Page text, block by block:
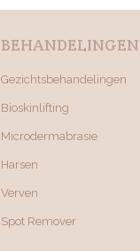
BEHANDELINGEN
Gezichtsbehandelingen
Bioskinlifting
Microdermabrasie
Harsen
Verven
Spot Remover